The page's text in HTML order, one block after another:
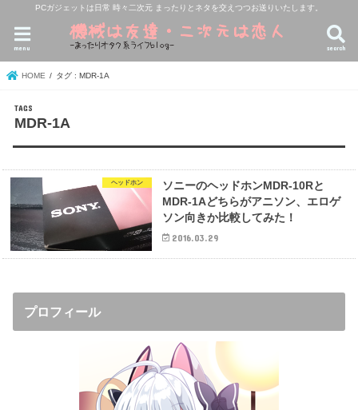
PCガジェットは日常 時々二次元 まったりとネタを交えつつお送りいたします。
search
menu
HOME タグ : MDR-1A
MDR-1A
ヘッドホン
ソニーのヘッドホンMDR-10Rと
MDR-1Aどちらがアニソン、エロゲ
ソン向きか比較してみた！
2016.03.29
プロフィール